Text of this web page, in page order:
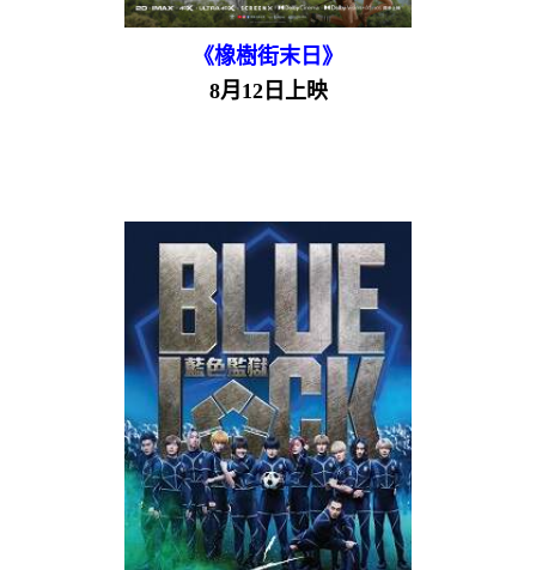
《橡樹街末日》
8月12日上映